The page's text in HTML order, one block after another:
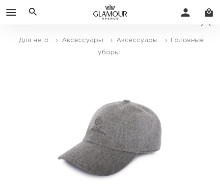
Для него › Аксессуары › Аксессуары › Головные
уборы